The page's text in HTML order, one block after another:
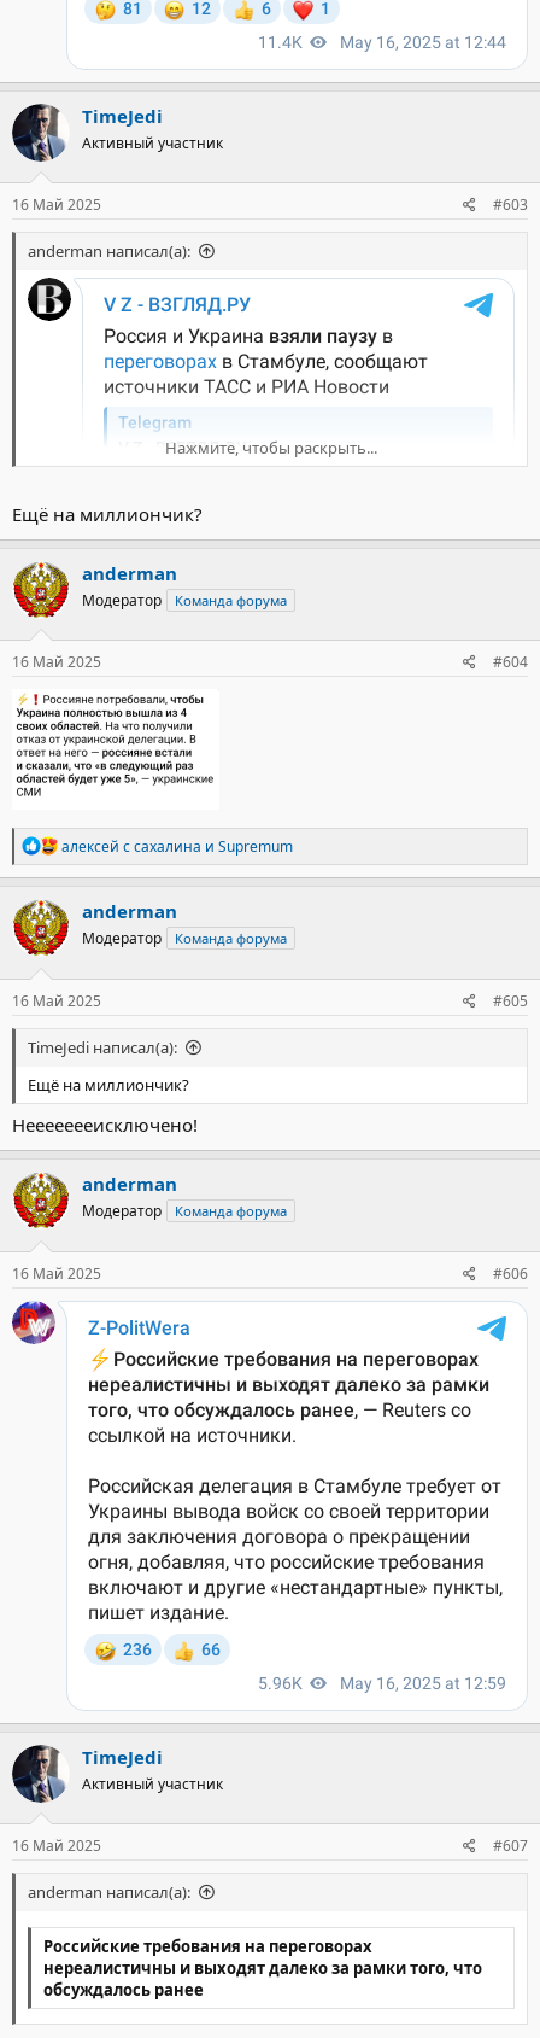
TimeJedi
Активный участник
16 Май 2025 #603
anderman написал(а):
Нажмите, чтобы раскрыть...
Ещё на миллиончик?
anderman
Модератор Команда форума
16 Май 2025 #604
Р
е
а
ц
и
:
алексей с сахалина и Supremum
anderman
Модератор Команда форума
16 Май 2025 #605
TimeJedi написал(а):
Ещё на миллиончик?
Неееееееисключено!
anderman
Модератор Команда форума
16 Май 2025 #606
TimeJedi
Активный участник
16 Май 2025 #607
anderman написал(а):
Российские требования на переговорах
нереалистичны и выходят далеко за рамки того, что
обсуждалось ранее